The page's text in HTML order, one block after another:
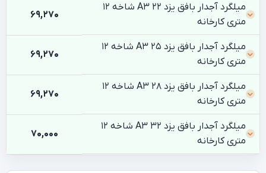
میلگرد آجدار بافق یزد 22 A3 شاخه 12
متری کارخانه
69,270
میلگرد آجدار بافق یزد 25 A3 شاخه 12
متری کارخانه
69,270
میلگرد آجدار بافق یزد 28 A3 شاخه 12
متری کارخانه
69,270
میلگرد آجدار بافق یزد 32 A3 شاخه 12
متری کارخانه
70,000